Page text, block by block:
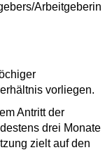
Arbeitgeberin
vorliegen.
Antritt der
drei Monate
zielt auf den